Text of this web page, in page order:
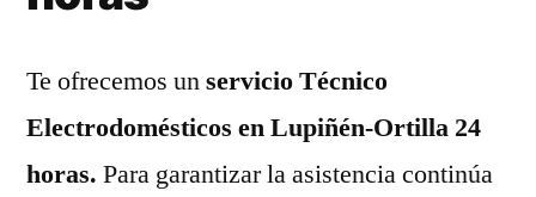
Te ofrecemos unservicio Técnico
Electrodomésticos en Lupiñén-Ortilla 24
horas. Para garantizar la asistencia continúa